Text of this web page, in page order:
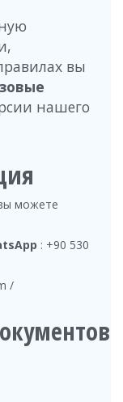
вы
нашего
можете
: +90 530
/